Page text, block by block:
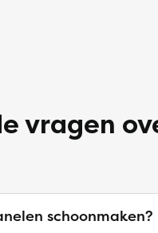
vragen
schoonmaken?